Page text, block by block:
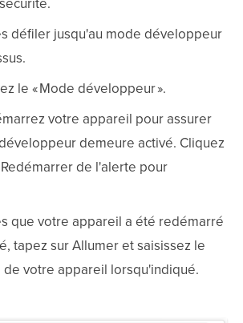
défiler jusqu'au mode développeur
le « Mode développeur ».
votre appareil pour assurer
demeure activé. Cliquez
de l'alerte pour
que votre appareil a été redémarré
tapez sur Allumer et saisissez le
de votre appareil lorsqu'indiqué.